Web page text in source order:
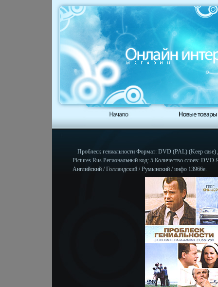
Проблеск гениальности Формат: DVD (PAL) (Keep
Pictures Rus Региональный код: 5 Количество слоев:
Английский / Голландский / Румынский / инфо 13966e.